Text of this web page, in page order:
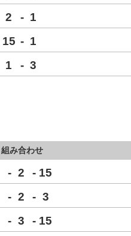
2 - 1
15 - 1
1 - 3
組み合わせ
- 2 - 15
- 2 - 3
- 3 - 15